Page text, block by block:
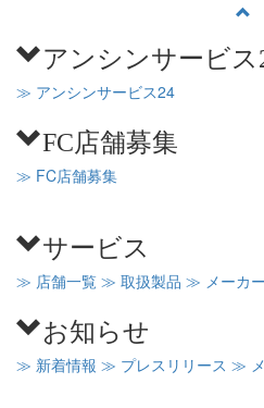
アンシンサービス
≫ アンシンサービス24
FC店舗募集
≫ FC店舗募集
サービス
≫ 店舗一覧 ≫ 取扱製品 ≫ メーカー
お知らせ
≫ 新着情報 ≫ プレスリリース ≫